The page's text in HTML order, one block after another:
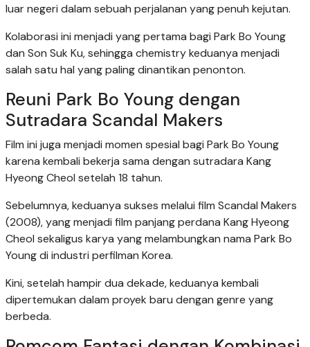
luar negeri dalam sebuah perjalanan yang penuh kejutan.
Kolaborasi ini menjadi yang pertama bagi Park Bo Young
dan Son Suk Ku, sehingga chemistry keduanya menjadi
salah satu hal yang paling dinantikan penonton.
Reuni Park Bo Young dengan
Sutradara Scandal Makers
Film ini juga menjadi momen spesial bagi Park Bo Young
karena kembali bekerja sama dengan sutradara Kang
Hyeong Cheol setelah 18 tahun.
Sebelumnya, keduanya sukses melalui film Scandal Makers
(2008), yang menjadi film panjang perdana Kang Hyeong
Cheol sekaligus karya yang melambungkan nama Park Bo
Young di industri perfilman Korea.
Kini, setelah hampir dua dekade, keduanya kembali
dipertemukan dalam proyek baru dengan genre yang
berbeda.